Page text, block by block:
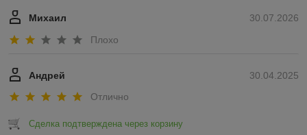
30.07.2026
Михаил
Плохо
30.04.2025
Андрей
Отлично
Сделка подтверждена через корзину